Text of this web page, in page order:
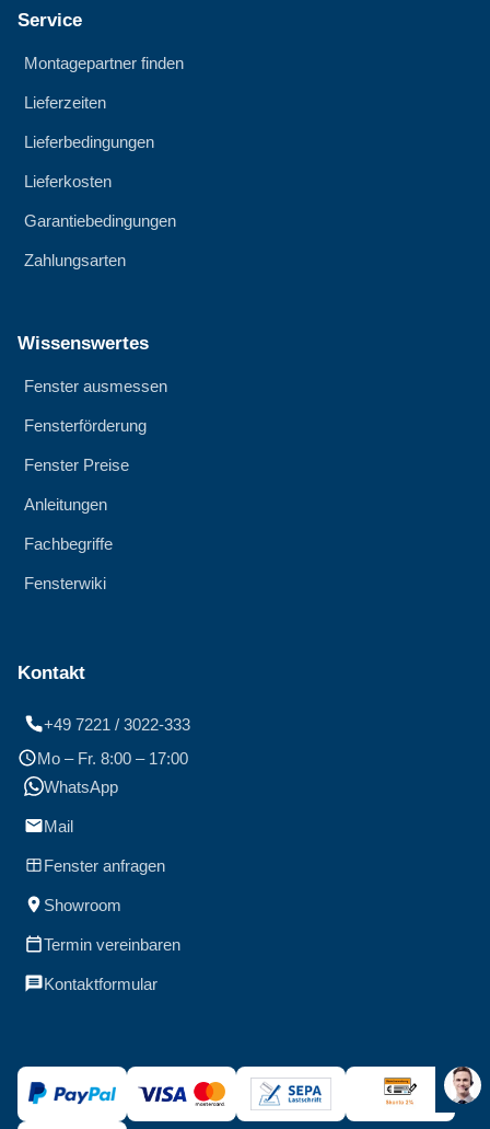
Service
Montagepartner finden
Lieferzeiten
Lieferbedingungen
Lieferkosten
Garantiebedingungen
Zahlungsarten
Wissenswertes
Fenster ausmessen
Fensterförderung
Fenster Preise
Anleitungen
Fachbegriffe
Fensterwiki
Kontakt
+49 7221 / 3022-333
Mo – Fr. 8:00 – 17:00
WhatsApp
Mail
Fenster anfragen
Showroom
Termin vereinbaren
Kontaktformular